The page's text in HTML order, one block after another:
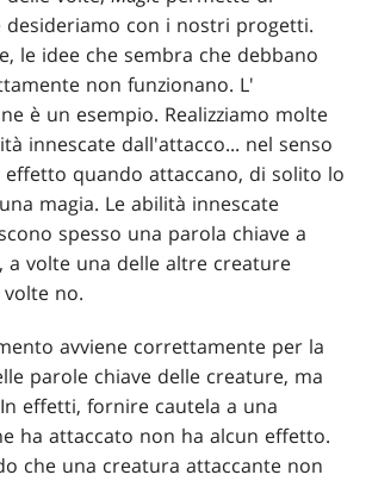
desideriamo con i nostri progetti.
le idee che sembra che debbano
non funzionano. L'
ne è un esempio. Realizziamo molte
innescate dall'attacco... nel senso
effetto quando attaccano, di solito lo
magia. Le abilità innescate
spesso una parola chiave a
a volte una delle altre creature
no.
avviene correttamente per la
parole chiave delle creature, ma
effetti, fornire cautela a una
ha attaccato non ha alcun effetto.
che una creatura attaccante non